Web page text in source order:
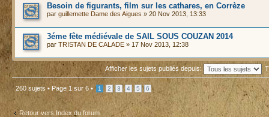
Besoin de figurants, film sur les cathares, en Corrèze
par guillemette Dame des Aigues » 20 Nov 2013, 13:33
3éme fête médiévale de SAIL SOUS COUZAN 2014
par TRISTAN DE CALADE » 17 Nov 2013, 12:38
Afficher les sujets publiés depuis:
260 sujets • Page 1 sur 6 • 1 2 3 4 5 6
Retour vers Index du forum